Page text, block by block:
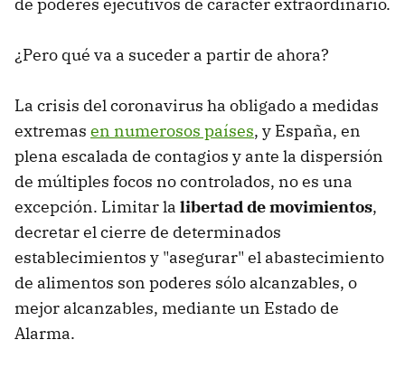
¿Pero qué va a suceder a partir de ahora?
La crisis del coronavirus ha obligado a medidas
extremas en numerosos países, y España, en
plena escalada de contagios y ante la dispersión
de múltiples focos no controlados, no es una
excepción. Limitar la libertad de movimientos,
decretar el cierre de determinados
establecimientos y "asegurar" el abastecimiento
de alimentos son poderes sólo alcanzables, o
mejor alcanzables, mediante un Estado de
Alarma.